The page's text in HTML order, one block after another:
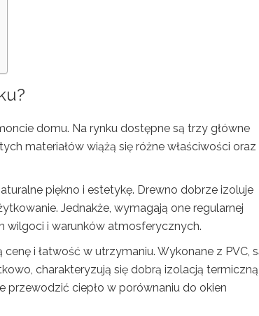
domu. Na rynku dostępne są trzy główne
materiałów wiążą się różne właściwości oraz
piękno i estetykę. Drewno dobrze izoluje
Jednakże, wymagają one regularnej
wilgoci i warunków atmosferycznych.
i łatwość w utrzymaniu. Wykonane z PVC,
charakteryzują się dobrą izolacją termiczną
przewodzić ciepło w porównaniu do okien